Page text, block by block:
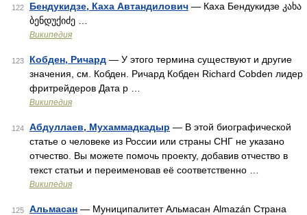
122 Бендукидзе, Каха Автандилович — Каха Бендукидзе კახა
ბენდუქიძე …
Википедия
123 Кобден, Ричард — У этого термина существуют и другие
значения, см. Кобден. Ричард Кобден Richard Cobden лидер
фритрейдеров Дата р …
Википедия
124 Абдуллаев, Мухаммадкадыр — В этой биографической
статье о человеке из России или страны СНГ не указано
отчество. Вы можете помочь проекту, добавив отчество в
текст статьи и переименовав её соответственно …
Википедия
125 Альмасан — Муниципалитет Альмасан Almazán Страна